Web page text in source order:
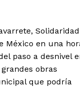
México en una
paso a desnivel
obras
que podría